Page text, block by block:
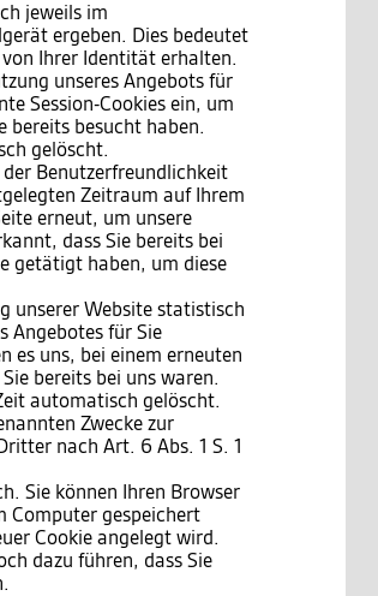
jeweils im
ergeben. Dies bedeutet
Ihrer Identität erhalten.
unseres Angebots für
Session-Cookies ein, um
bereits besucht haben.
gelöscht.
Benutzerfreundlichkeit
Zeitraum auf Ihrem
erneut, um unsere
dass Sie bereits bei
getätigt haben, um diese
unserer Website statistisch
Angebotes für Sie
es uns, bei einem erneuten
bereits bei uns waren.
automatisch gelöscht.
Zwecke zur
nach Art. 6 Abs. 1 S. 1
Sie können Ihren Browser
Computer gespeichert
Cookie angelegt wird.
dazu führen, dass Sie